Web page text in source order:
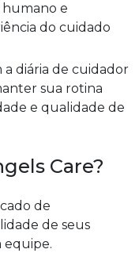
e
do cuidado
sua rotina
e qualidade de
Care?
de
de seus
equipe.